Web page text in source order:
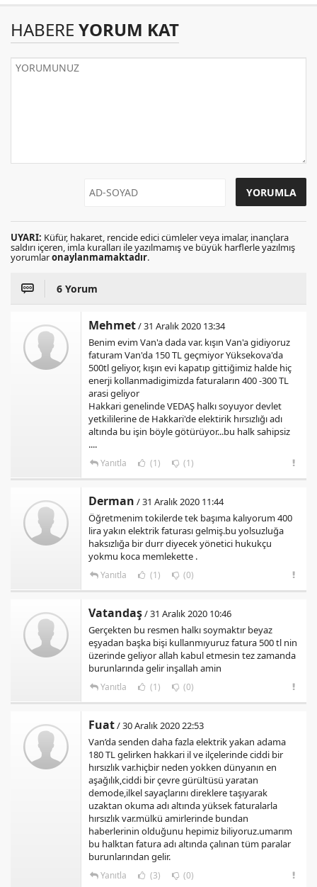
HABERE YORUM KAT
UYARI: Küfür, hakaret, rencide edici cümleler veya imalar, inançlara
saldırı içeren, imla kuralları ile yazılmamış ve büyük harflerle yazılmış
yorumlaronaylanmamaktadır.
6 Yorum
Mehmet/ 31 Aralık 2020 13:34
Benim evim Van'a dada var. kışın Van'a gidiyoruz
faturam Van'da 150 TL geçmiyor Yüksekova'da
500tl geliyor, kışın evi kapatıp gittiğimiz halde hiç
enerji kollanmadigimizda faturaların 400 -300 TL
arasi geliyor
Hakkari genelinde VEDAŞ halkı soyuyor devlet
yetkililerine de Hakkari'de elektirik hırsızlığı adı
altında bu işin böyle götürüyor...bu halk sahipsiz
....
Yanıtla (1) (1)
Derman / 31 Aralık 2020 11:44
Öğretmenim tokilerde tek başıma kalıyorum 400
lira yakın elektrik faturası gelmiş.bu yolsuzluğa
haksızlığa bir durr diyecek yönetici hukukçu
yokmu koca memlekette .
Yanıtla (1) (0)
Vatandaş/ 31 Aralık 2020 10:46
Gerçekten bu resmen halkı soymaktır beyaz
eşyadan başka bişi kullanmıyuruz fatura 500 tl nin
üzerinde geliyor allah kabul etmesin tez zamanda
burunlarında gelir inşallah amin
Yanıtla (1) (0)
Fuat/ 30 Aralık 2020 22:53
Van’da senden daha fazla elektrik yakan adama
180 TL gelirken hakkari il ve ilçelerinde ciddi bir
hırsızlık var.hiçbir neden yokken dünyanın en
aşağılık,ciddi bir çevre gürültüsü yaratan
demode,ilkel sayaçlarını direklere taşıyarak
uzaktan okuma adı altında yüksek faturalarla
hırsızlık var.mülkü amirlerinde bundan
haberlerinin olduğunu hepimiz biliyoruz.umarım
bu halktan fatura adı altında çalınan tüm paralar
burunlarından gelir.
Yanıtla (3) (0)